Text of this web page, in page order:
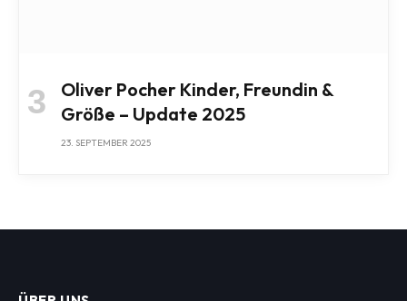
Oliver Pocher Kinder, Freundin &
Größe – Update 2025
23. SEPTEMBER 2025